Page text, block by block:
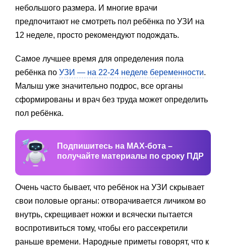
небольшого размера. И многие врачи
предпочитают не смотреть пол ребёнка по УЗИ на
12 неделе, просто рекомендуют подождать.
Самое лучшее время для определения пола
ребёнка по УЗИ — на 22-24 неделе беременности.
Малыш уже значительно подрос, все органы
сформированы и врач без труда может определить
пол ребёнка.
Подпишитесь на MAX-бота –
получайте материалы по сроку ПДР
Очень часто бывает, что ребёнок на УЗИ скрывает
свои половые органы: отворачивается личиком во
внутрь, скрещивает ножки и всячески пытается
воспротивиться тому, чтобы его рассекретили
раньше времени. Народные приметы говорят, что к